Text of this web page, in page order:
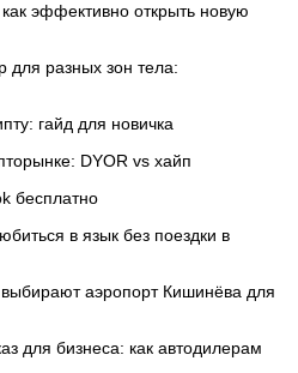
эффективно открыть новую
разных зон тела:
гайд для новичка
DYOR vs хайп
бесплатно
в язык без поездки в
аэропорт Кишинёва для
для бизнеса: как автодилерам